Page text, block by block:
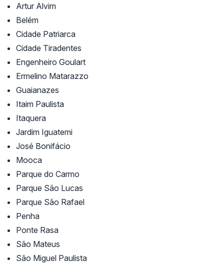
Artur Alvim
Belém
Cidade Patriarca
Cidade Tiradentes
Engenheiro Goulart
Ermelino Matarazzo
Guaianazes
Itaim Paulista
Itaquera
Jardim Iguatemi
José Bonifácio
Mooca
Parque do Carmo
Parque São Lucas
Parque São Rafael
Penha
Ponte Rasa
São Mateus
São Miguel Paulista